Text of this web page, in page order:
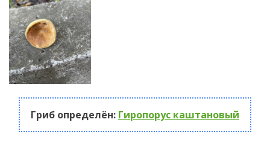
Гриб определён: Гиропорус каштановый